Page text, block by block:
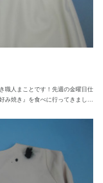
人まことです！先週の金曜日仕
み焼き』を食べに行ってきまし…